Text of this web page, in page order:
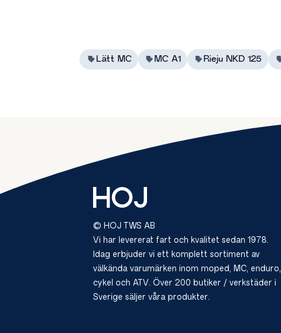
Lätt MC MC A1 Rieju NKD 125
© HOJ TWS AB
Vi har levererat fart och kvalitet sedan 1978.
Idag erbjuder vi ett komplett sortiment av
välkända varumärken inom moped, MC, enduro,
cykel och ATV. Över 200 butiker / verkstäder i
Sverige säljer våra produkter.